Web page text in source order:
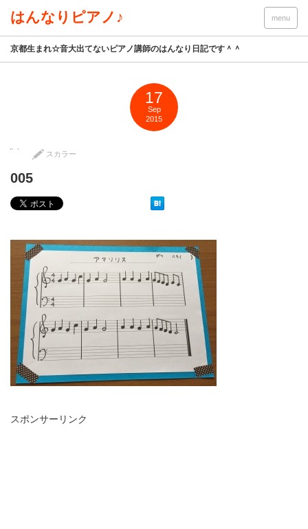
はんなりピアノ♪ menu
京都生まれ☆音大出てないピアノ講師のはんなり日記です＾＾
17
Sep
2015
スカラー
005
スポンサーリンク